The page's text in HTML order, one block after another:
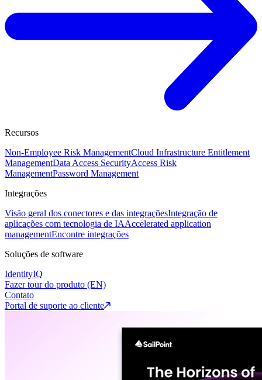
Recursos
Non-Employee Risk ManagementCloud Infrastructure Entitlement
ManagementData Access SecurityAccess Risk
ManagementPassword Management
Integrações
Visão geral dos conectores e das integraçõesIntegração de
aplicações com tecnologia de IAAccelerated application
managementEncontre integrações
Soluções de software
IdentityIQ
Fazer tour do produto (EN)
Contato
Portal de suporte ao cliente